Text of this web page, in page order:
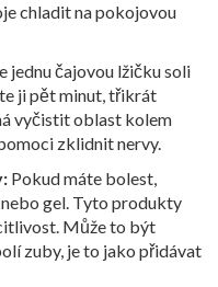
chladit na pokojovou
jednu čajovou lžičku soli
ji pět minut, třikrát
vyčistit oblast kolem
zklidnit nervy.
Pokud máte bolest,
gel. Tyto produkty
Může to být
zuby, je to jako přidávat